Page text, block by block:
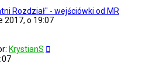
Rozdział" - wejściówki od MR
2017, o 19:07
KrystianS